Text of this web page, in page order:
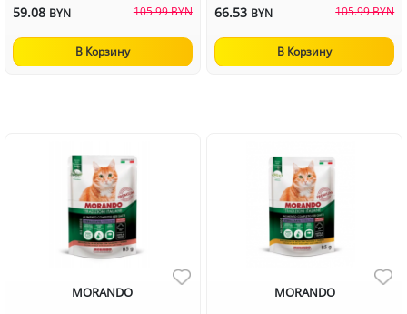
59.08 BYN 105.99 BYN
В Корзину
66.53 BYN 105.99 BYN
В Корзину
MORANDO
MORANDO